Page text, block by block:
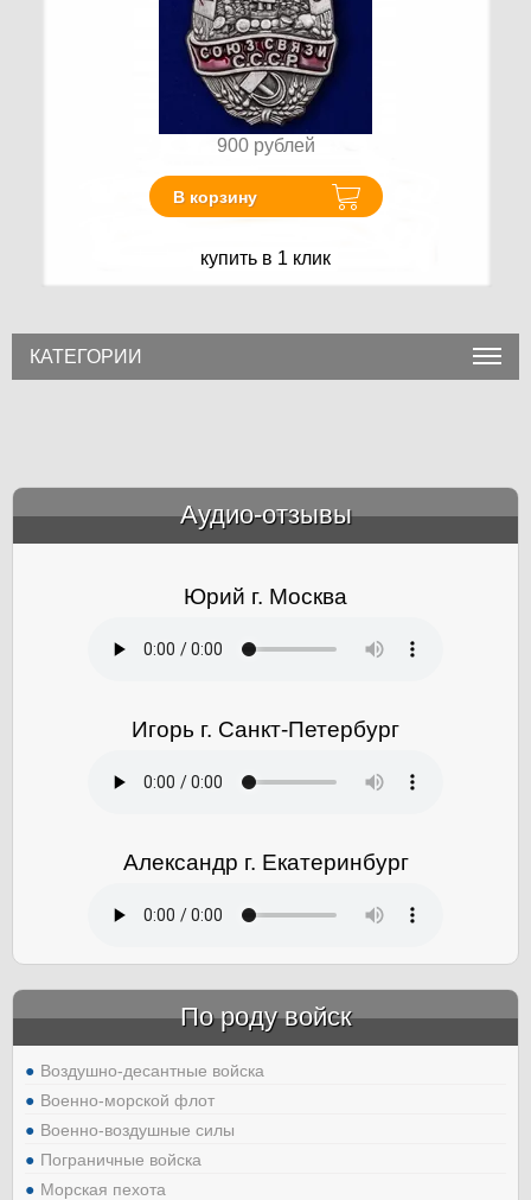
900 рублей
В корзину
купить в 1 клик
КАТЕГОРИИ
Аудио-отзывы
Юрий г. Москва
Игорь г. Санкт-Петербург
Александр г. Екатеринбург
По роду войск
Воздушно-десантные войска
Военно-морской флот
Военно-воздушные силы
Пограничные войска
Морская пехота